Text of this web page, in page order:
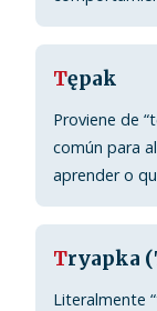
Tępak
Proviene de
común para
aprender o
Tryapka
Literalmente